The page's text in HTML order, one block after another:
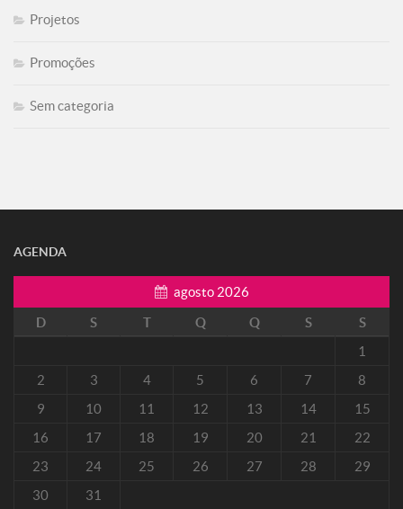
Projetos
Promoções
Sem categoria
AGENDA
agosto 2026
D
S T Q Q S
S
1
2
3 4 5 6 7
8
9
10 11 12 13 14
15
16
17 18 19 20 21
22
23
24 25 26 27 28
29
30
31